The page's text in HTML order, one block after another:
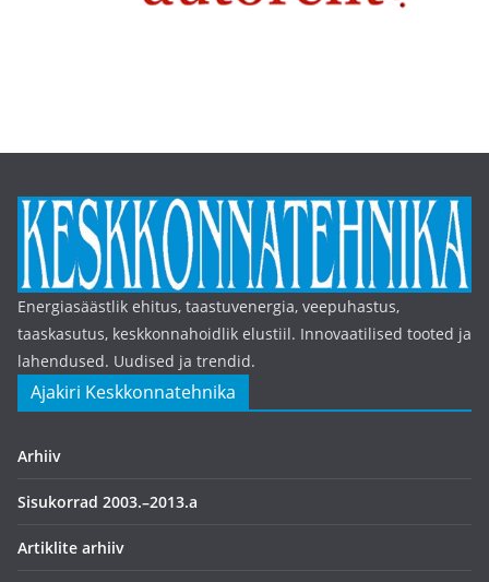
Energiasäästlik ehitus, taastuvenergia, veepuhastus,
taaskasutus, keskkonnahoidlik elustiil. Innovaatilised tooted ja
lahendused. Uudised ja trendid.
Ajakiri Keskkonnatehnika
Arhiiv
Sisukorrad 2003.–2013.a
Artiklite arhiiv